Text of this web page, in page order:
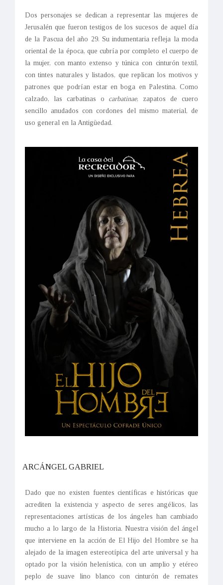
Dos personajes se dedican a representar las mujeres de
Jerusalén que fueron testigos de los sucesos de aquel día
de la Pascua del año 29. Su indumentaria refleja la moda
oriental de la época, que cubría por completo el cuerpo de
la mujer, con manto extenso y túnica con cinturón textil,
con tintes naturales y listados, que replican los motivos y
patrones que podrían estar en boga en Palestina. Como
calzado, las carbatinas o carbatinae, zapatos de cuero
sencillo anudados con cordones del mismo material, de
uso general en la Antigüedad.
ARCÁNGEL GABRIEL
Dado que no existen fuentes científicas e históricas que
acrediten la existencia y aspecto de seres angélicos, las
representaciones artísticas de los ángeles han cambiado
mucho a lo largo de la Historia. Nuestra visión del ángel
que interviene en la acción de El Hijo del Hombre se ha
alejado de la imagen estereotípica del arte universal y ha
optado por la visión helenística, con un amplio y etéreo
peplo de suave lino blanco con cinturón de remates